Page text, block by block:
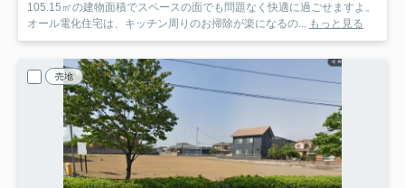
105.15㎡の建物面積でスペースの面でも問題なく快適に過ごせますよ。
オール電化住宅は、キッチン周りのお掃除が楽になるの... もっと見る
売地